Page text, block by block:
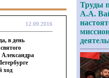
12.09.2016
в день
Александра
ход
Труды
А.А.